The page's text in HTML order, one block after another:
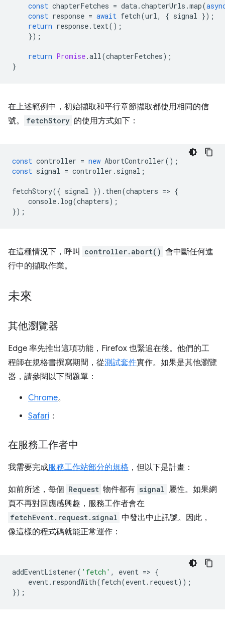
const chapterFetches = data.chapterUrls .map(
const response = await fetch(url, { signal });
return response. text();
});
return Promise.all(chapterFetches);
}
在上述範例中，初始擷取和平行章節擷取都使用相同的信
號。
fetchStory 的使用方式如下：
const controller = new AbortController();
const signal = controller . signal ;
fetchStory({ signal }). then(chapters => {
console. log(chapters);
});
在這種情況下，呼叫 controller.abort() 會中斷任何進
行中的擷取作業。
未來
其他瀏覽器
Edge 率先推出這項功能，Firefox 也緊追在後。他們的工
程師在規格書撰寫期間，從測試套件實作。如果是其他瀏覽
器，請參閱以下問題單：
Chrome。
Safari ：
在服務工作者中
我需要完成服務工作站部分的規格 ，但以下是計畫：
如前所述，每個 Request 物件都有 signal 屬性。如果網
頁不再對回應感興趣，服務工作者會在
fetchEvent.request.signal 中發出中止訊號。因此，
像這樣的程式碼就能正常運作：
addEventListener( 'fetch' , event => {
event. respondWith(fetch(event. request));
});